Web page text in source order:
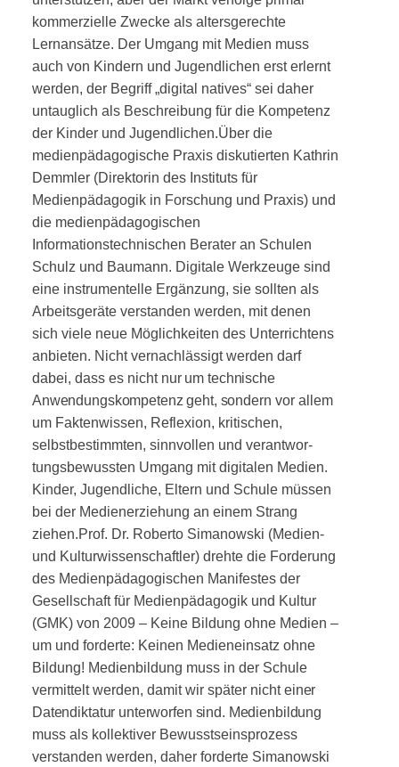
kommerzielle Zwecke als altersgerechte
Lernansätze. Der Umgang mit Medien muss
auch von Kindern und Jugendlichen erst erlernt
werden, der Begriff „digital natives“ sei daher
untauglich als Be­schreibung für die Kompetenz
der Kinder und Jugendlichen.Über die
medienpädagogische Praxis diskutierten Kathrin
Demmler (Direktorin des Instituts für
Medienpädagogik in Forschung und Praxis) und
die medienpädagogischen
Informationstechnischen Be­rater an Schulen
Schulz und Baumann. Digitale Werk­zeuge sind
eine instrumentelle Ergänzung, sie sollten als
Arbeitsgeräte verstanden werden, mit denen
sich viele neue Möglichkeiten des Unterrichtens
anbieten. Nicht vernachlässigt werden darf
dabei, dass es nicht nur um technische
Anwendungskompetenz geht, son­dern vor allem
um Faktenwissen, Reflexion, kriti­schen,
selbstbestimmten, sinnvollen und verantwor­
tungsbewussten Umgang mit digitalen Medien.
Kinder, Jugendliche, Eltern und Schule müssen
bei der Medienerziehung an einem Strang
ziehen.Prof. Dr. Roberto Simanowski (Medien-
und Kultur­wissenschaftler) drehte die Forderung
des Medienpä­dagogischen Manifestes der
Gesellschaft für Medien­pädagogik und Kultur
(GMK) von 2009 – Keine Bildung ohne Medien –
um und forderte: Keinen Me­dieneinsatz ohne
Bildung! Medienbildung muss in der Schule
vermittelt werden, damit wir später nichteiner
Datendiktatur unterworfen sind. Medienbildung
muss als kollektiver Bewusstseinsprozess
verstanden werden, daher forderte Simanowski